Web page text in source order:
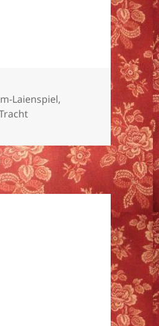
Laienspiel,